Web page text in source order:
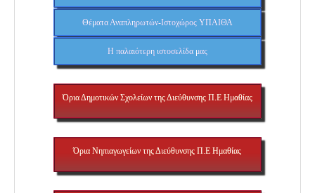
Θέματα Αναπληρωτών-Ιστοχώρος ΥΠΑΙΘΑ
H παλαιότερη ιστοσελίδα μας
Όρια Δημοτικών Σχολείων της Διεύθυνσης Π.Ε Ημαθίας
Όρια Νηπιαγωγείων της Διεύθυνσης Π.Ε Ημαθίας